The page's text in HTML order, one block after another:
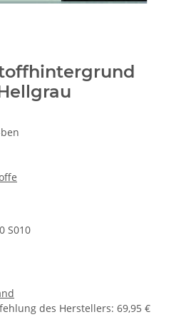
S010
des Herstellers: 69,95 €